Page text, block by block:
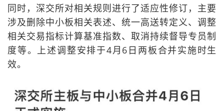
同时，深交所对相关规则进行了适应性修订，主要
涉及删除中小板相关表述、统一高送转定义、调整
相关交易指标计算基准指数、取消持续督导专员制
度等。上述调整安排于4月6日两板合并实施时生
效。